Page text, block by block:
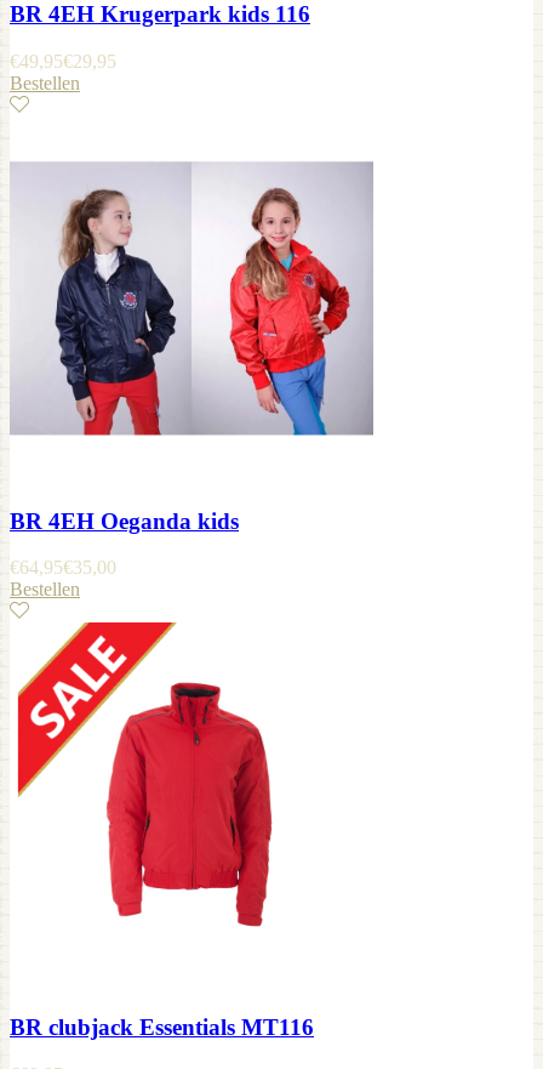
BR 4EH Krugerpark kids 116
€49,95€29,95
Bestellen
BR 4EH Oeganda kids
€64,95€35,00
Bestellen
BR clubjack Essentials MT116